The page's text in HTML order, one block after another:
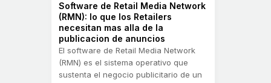
Software de Retail Media Network
(RMN): lo que los Retailers
necesitan mas alla de la
publicacion de anuncios
El software de Retail Media Network
(RMN) es el sistema operativo que
sustenta el negocio publicitario de un